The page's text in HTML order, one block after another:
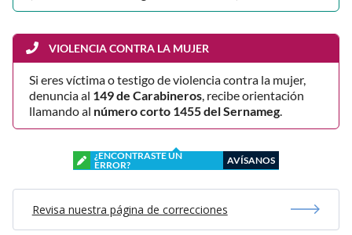
VIOLENCIA CONTRA LA MUJER
Si eres víctima o testigo de violencia contra la mujer,
denuncia al 149 de Carabineros , recibe orientación
llamando al número corto 1455 del Sernameg
¿ENCONTRASTE UN
ERROR?
AVÍSANOS
Revisa nuestra página de correcciones